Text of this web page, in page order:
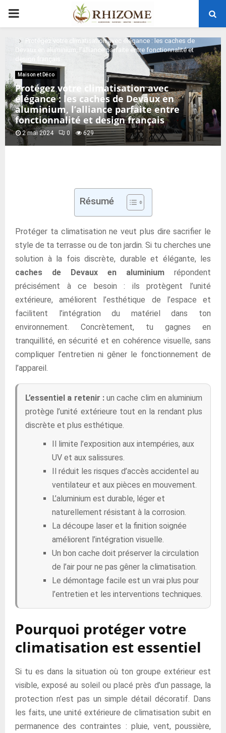
PRIMARY
MENU
Protégez votre climatisation avec élégance : les caches de
Devaux en aluminium, l’alliance parfaite entre fonctionnalité et
design français
Maison et Déco
Protégez votre climatisation avec
élégance : les caches de Devaux en
aluminium, l’alliance parfaite entre
fonctionnalité et design français
2 mai 2024 0 629
Résumé
Protéger ta climatisation ne veut plus dire sacrifier le
style de ta terrasse ou de ton jardin. Si tu cherches une
solution à la fois discrète, durable et élégante, les
caches de Devaux en aluminium répondent
précisément à ce besoin : ils protègent l’unité
extérieure, améliorent l’esthétique de l’espace et
facilitent l’intégration du matériel dans ton
environnement. Concrètement, tu gagnes en
tranquillité, en sécurité et en cohérence visuelle, sans
compliquer l’entretien ni gêner le fonctionnement de
l’appareil.
L’essentiel a retenir :un cache clim en aluminium
protège l’unité extérieure tout en la rendant plus
discrète et plus esthétique.
Il limite l’exposition aux intempéries, aux
UV et aux salissures.
Il réduit les risques d’accès accidentel au
ventilateur et aux pièces en mouvement.
L’aluminium est durable, léger et
naturellement résistant à la corrosion.
La découpe laser et la finition soignée
améliorent l’intégration visuelle.
Un bon cache doit préserver la circulation
de l’air pour ne pas gêner la climatisation.
Le démontage facile est un vrai plus pour
l’entretien et les interventions techniques.
Pourquoi protéger votre
climatisation est essentiel
Si tu es dans la situation où ton groupe extérieur est
visible, exposé au soleil ou placé près d’un passage, la
protection n’est pas un simple détail décoratif. Dans
les faits, une unité extérieure de climatisation subit en
permanence des contraintes : pluie, vent, poussière,